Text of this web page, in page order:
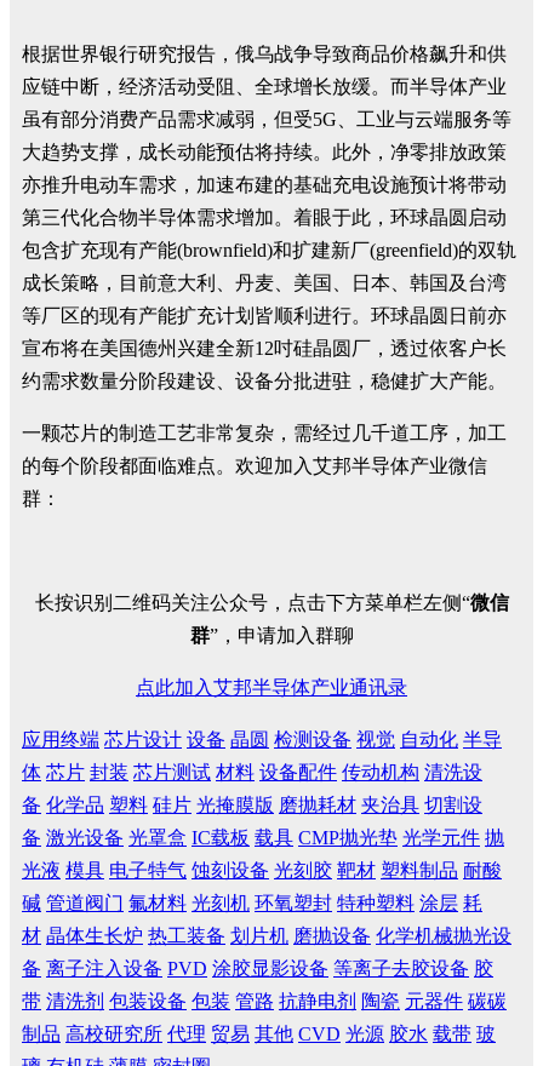
根据世界银行研究报告，俄乌战争导致商品价格飙升和供
应链中断，经济活动受阻、全球增长放缓。而半导体产业
虽有部分消费产品需求减弱，但受5G、工业与云端服务等
大趋势支撑，成长动能预估将持续。此外，净零排放政策
亦推升电动车需求，加速布建的基础充电设施预计将带动
第三代化合物半导体需求增加。着眼于此，环球晶圆启动
包含扩充现有产能(brownfield)和扩建新厂(greenfield)的双轨
成长策略，目前意大利、丹麦、美国、日本、韩国及台湾
等厂区的现有产能扩充计划皆顺利进行。环球晶圆日前亦
宣布将在美国德州兴建全新12吋硅晶圆厂，透过依客户长
约需求数量分阶段建设、设备分批进驻，稳健扩大产能。
一颗芯片的制造工艺非常复杂，需经过几千道工序，加工
的每个阶段都面临难点。欢迎加入艾邦半导体产业微信
群：
长按识别二维码关注公众号，点击下方菜单栏左侧“微信
群”，申请加入群聊
点此加入艾邦半导体产业通讯录
应用终端 芯片设计 设备 晶圆 检测设备 视觉 自动化 半导
体 芯片 封装 芯片测试 材料 设备配件 传动机构 清洗设
备 化学品 塑料 硅片 光掩膜版 磨抛耗材 夹治具 切割设
备 激光设备 光罩盒 IC载板 载具 CMP抛光垫 光学元件 抛
光液 模具 电子特气 蚀刻设备 光刻胶 靶材 塑料制品 耐酸
碱 管道阀门 氟材料 光刻机 环氧塑封 特种塑料 涂层 耗
材 晶体生长炉 热工装备 划片机 磨抛设备 化学机械抛光设
备 离子注入设备 PVD 涂胶显影设备 等离子去胶设备 胶
带 清洗剂 包装设备 包装 管路 抗静电剂 陶瓷 元器件 碳碳
制品 高校研究所 代理 贸易 其他 CVD 光源 胶水 载带 玻